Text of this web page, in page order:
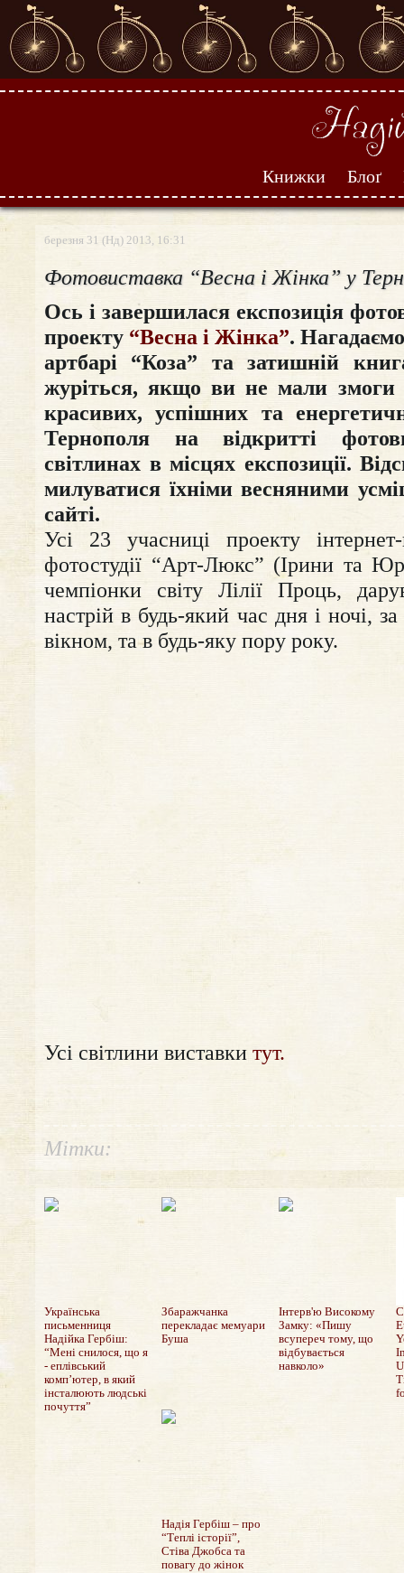
Книжки Блоґ
березня 31 (Нд) 2013, 16:31
Фотовиставка “Весна і Жінка” у
Ось і завершилася експозиція
проекту “Весна і Жінка”.
артбарі “Коза” та затишній
журіться, якщо ви не мали змоги
красивих, успішних та
Тернополя на відкритті
світлинах в місцях експозиції.
милуватися їхніми весняними
сайті.
Усі 23 учасниці проекту
фотостудії “Арт-Люкс” (Ірини та
чемпіонки світу Лілії Проць,
настрій в будь-який час дня і ночі,
вікном, та в будь-яку пору року.
Усі світлини виставки тут.
Мітки:
Українська
письменниця
Надійка Гербіш:
“Мені снилося, що я
- еплівський
комп’ютер, в який
інсталюють людські
почуття”
Збаражчанка
перекладає мемуари
Буша
Інтерв'ю Високому
Замку: «Пишу
всупереч тому, що
відбувається
навколо»
Надія Гербіш – про
“Теплі історії”,
Стіва Джобса та
повагу до жінок